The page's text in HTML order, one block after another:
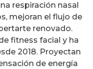
respiración nasal
mejoran el flujo de
renovado.
fitness facial y ha
2018. Proyectan
de energía